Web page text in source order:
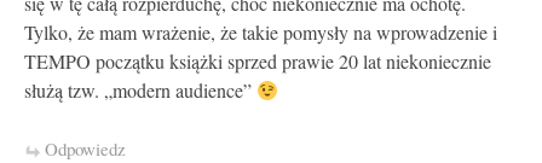
Tylko, że mam wrażenie, że takie pomysły na wprowadzenie i
TEMPO początku książki sprzed prawie 20 lat niekoniecznie
służą tzw. „modern audience”
Odpowiedz